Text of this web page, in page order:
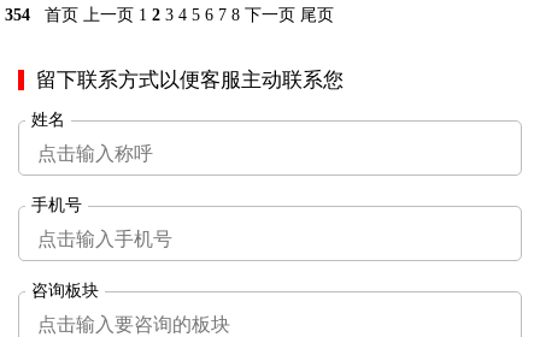
354 首页 上一页 1 2 3 4 5 6 7 8 下一页 尾页
留下联系方式以便客服主动联系您
姓名
手机号
咨询板块